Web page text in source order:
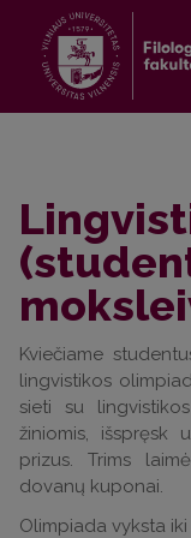
Kviečiame
lingvistikos
sieti su
žiniomis, išspręsk
prizus. Trims
dovanų kuponai.
Olimpiada vyksta iki